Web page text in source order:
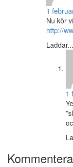
1
Nu kör
http://
Laddar...
1
Kommentera